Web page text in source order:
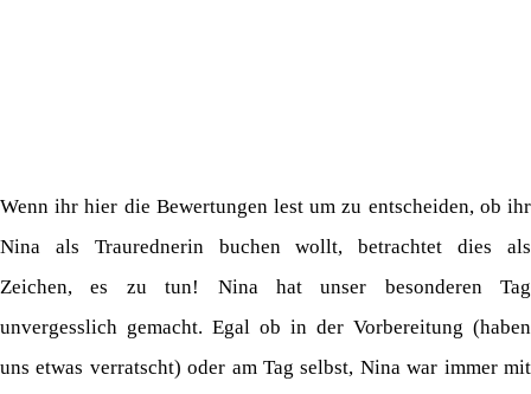
Wenn ihr hier die Bewertungen lest um zu entscheiden, ob ihr
Nina als Traurednerin buchen wollt, betrachtet dies als
Zeichen, es zu tun! Nina hat unser besonderen Tag
unvergesslich gemacht. Egal ob in der Vorbereitung (haben
uns etwas verratscht) oder am Tag selbst, Nina war immer mit